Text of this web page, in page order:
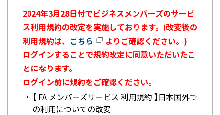
2024年3月28日付でビジネスメンバーズのサービ
ス利用規約の改定を実施しております。(改変後の
利用規約は、 こちら
よりご確認ください。)
ログインすることで規約改定に同意いただいたこ
とになります。
ログイン前に規約をご確認ください。
【 FA メンバーズサービス 利用規約 】日本国外で
の利用についての改変